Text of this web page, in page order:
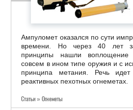
Ампуломет оказался по сути
времени. Но через 40 лет
принципы нашли
совсем в ином типе оружия и с
принципа метания. Речь идет
реактивных пехотных огнеметах.
Статьи » Огнеметы